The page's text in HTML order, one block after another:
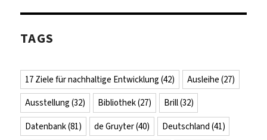
TAGS
17 Ziele für nachhaltige Entwicklung (42) Ausleihe (27)
Ausstellung (32) Bibliothek(27) Brill(32)
Datenbank(81) de Gruyter(40) Deutschland (41)